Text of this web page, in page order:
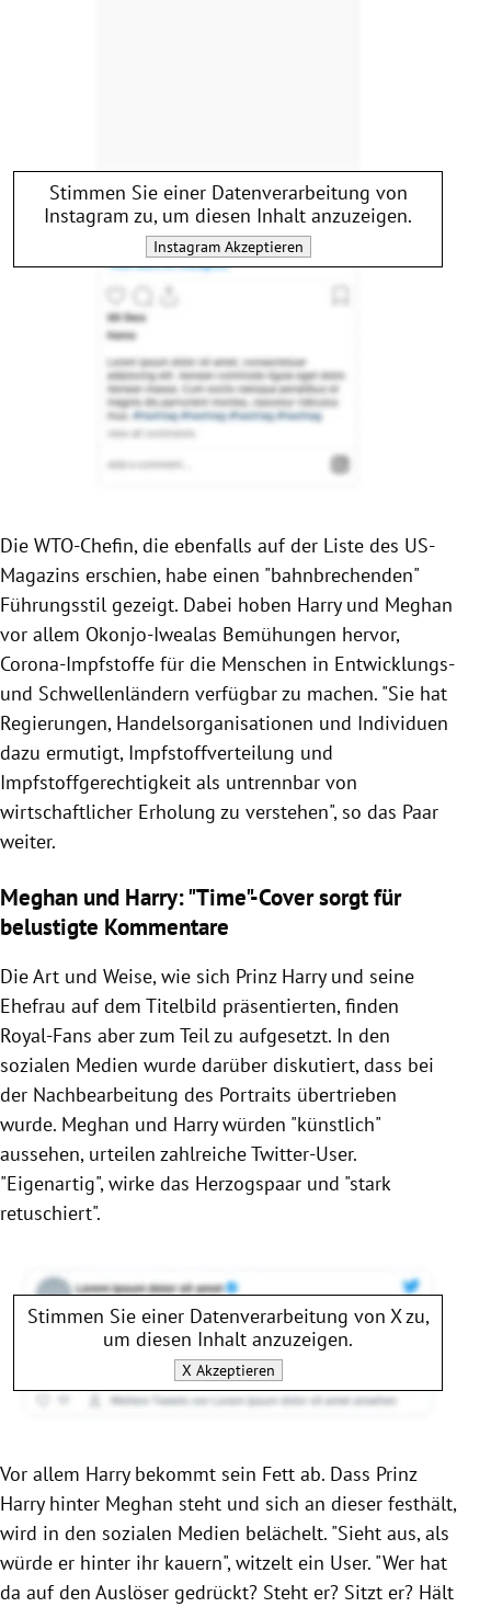
Stimmen Sie einer Datenverarbeitung von
Instagram zu, um diesen Inhalt anzuzeigen.
InstagramAkzeptieren
Die WTO-Chefin, die ebenfalls auf der Liste des US-
Magazins erschien, habe einen "bahnbrechenden"
Führungsstil gezeigt. Dabei hoben Harry und Meghan
vor allem Okonjo-Iwealas Bemühungen hervor,
Corona-Impfstoffe für die Menschen in Entwicklungs-
und Schwellenländern verfügbar zu machen. "Sie hat
Regierungen, Handelsorganisationen und Individuen
dazu ermutigt, Impfstoffverteilung und
Impfstoffgerechtigkeit als untrennbar von
wirtschaftlicher Erholung zu verstehen", so das Paar
weiter.
Meghan und Harry: "Time"-Cover sorgt für
belustigte Kommentare
Die Art und Weise, wie sich Prinz Harry und seine
Ehefrau auf dem Titelbild präsentierten, finden
Royal-Fans aber zum Teil zu aufgesetzt. In den
sozialen Medien wurde darüber diskutiert, dass bei
der Nachbearbeitung des Portraits übertrieben
wurde. Meghan und Harry würden "künstlich"
aussehen, urteilen zahlreiche Twitter-User.
"Eigenartig", wirke das Herzogspaar und "stark
retuschiert".
Stimmen Sie einer Datenverarbeitung von Xzu,
um diesen Inhalt anzuzeigen.
X Akzeptieren
Vor allem Harry bekommt sein Fett ab. Dass Prinz
Harry hinter Meghan steht und sich an dieser festhält,
wird in den sozialen Medien belächelt. "Sieht aus, als
würde er hinter ihr kauern", witzelt ein User. "Wer hat
da auf den Auslöser gedrückt? Steht er? Sitzt er? Hält